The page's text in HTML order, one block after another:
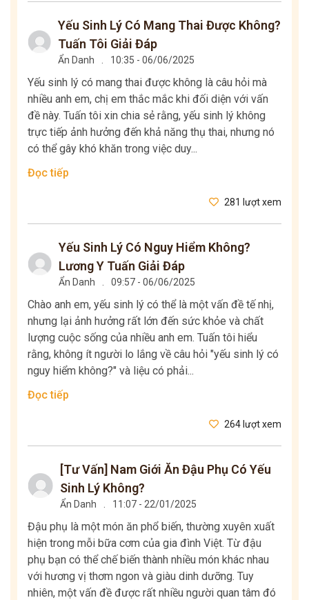
Yếu Sinh Lý Có Mang Thai Được Không?
Tuấn Tôi Giải Đáp
Ẩn Danh . 10:35 - 06/06/2025
Yếu sinh lý có mang thai được không là câu hỏi mà
nhiều anh em, chị em thắc mắc khi đối diện với vấn
đề này. Tuấn tôi xin chia sẻ rằng, yếu sinh lý không
trực tiếp ảnh hưởng đến khả năng thụ thai, nhưng nó
có thể gây khó khăn trong việc duy...
Đọc tiếp
281 lượt xem
Yếu Sinh Lý Có Nguy Hiểm Không?
Lương Y Tuấn Giải Đáp
Ẩn Danh . 09:57 - 06/06/2025
Chào anh em, yếu sinh lý có thể là một vấn đề tế nhị,
nhưng lại ảnh hưởng rất lớn đến sức khỏe và chất
lượng cuộc sống của nhiều anh em. Tuấn tôi hiểu
rằng, không ít người lo lắng về câu hỏi "yếu sinh lý có
nguy hiểm không?" và liệu có phải...
Đọc tiếp
264 lượt xem
[Tư Vấn] Nam Giới Ăn Đậu Phụ Có Yếu
Sinh Lý Không?
Ẩn Danh . 11:07 - 22/01/2025
Đậu phụ là một món ăn phổ biến, thường xuyên xuất
hiện trong mỗi bữa cơm của gia đình Việt. Từ đậu
phụ bạn có thể chế biến thành nhiều món khác nhau
với hương vị thơm ngon và giàu dinh dưỡng. Tuy
nhiên, một vấn đề được rất nhiều người quan tâm đó